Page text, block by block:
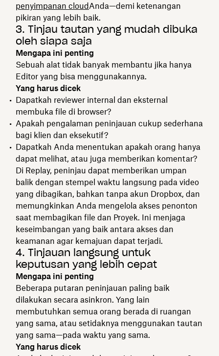
penyimpanan cloudAnda—demi ketenangan
pikiran yang lebih baik.
3. Tinjau tautan yang mudah dibuka
oleh siapa saja
Mengapa ini penting
Sebuah alat tidak banyak membantu jika hanya
Editor yang bisa menggunakannya.
Yang harus dicek
Dapatkah reviewer internal dan eksternal
membuka file di browser?
Apakah pengalaman peninjauan cukup sederhana
bagi klien dan eksekutif?
Dapatkah Anda menentukan apakah orang hanya
dapat melihat, atau juga memberikan komentar?
Di Replay, peninjau dapat memberikan umpan
balik dengan stempel waktu langsung pada video
yang dibagikan, bahkan tanpa akun Dropbox, dan
memungkinkan Anda mengelola akses penonton
saat membagikan file dan Proyek. Ini menjaga
keseimbangan yang baik antara akses dan
keamanan agar kemajuan dapat terjadi.
4. Tinjauan langsung untuk
keputusan yang lebih cepat
Mengapa ini penting
Beberapa putaran peninjauan paling baik
dilakukan secara asinkron. Yang lain
membutuhkan semua orang berada di ruangan
yang sama, atau setidaknya menggunakan tautan
yang sama—pada waktu yang sama.
Yang harus dicek